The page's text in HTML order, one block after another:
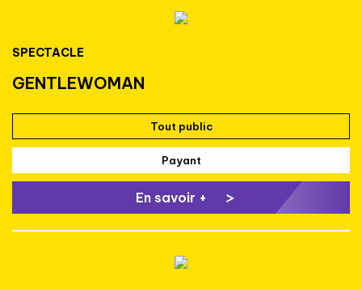
SPECTACLE
GENTLEWOMAN
Tout public
Payant
En savoir +